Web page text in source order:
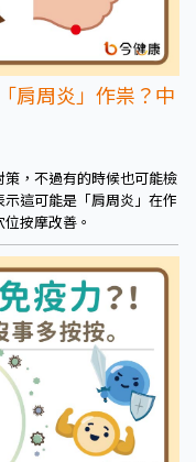
肩周炎」作祟？中
，不過有的時候也可能檢
這可能是「肩周炎」在作
按摩改善。